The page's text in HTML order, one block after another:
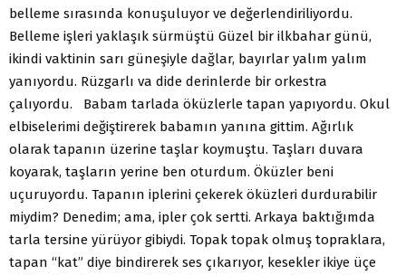
belleme sırasında konuşuluyor ve değerlendiriliyordu.
Belleme işleri yaklaşık sürmüştü Güzel bir ilkbahar günü,
ikindi vaktinin sarı güneşiyle dağlar, bayırlar yalım yalım
yanıyordu. Rüzgarlı va dide derinlerde bir orkestra
çalıyordu. Babam tarlada öküzlerle tapan yapıyordu. Okul
elbiselerimi değiştirerek babamın yanına gittim. Ağırlık
olarak tapanın üzerine taşlar koymuştu. Taşları duvara
koyarak, taşların yerine ben oturdum. Öküzler beni
uçuruyordu. Tapanın iplerini çekerek öküzleri durdurabilir
miydim? Denedim; ama, ipler çok sertti. Arkaya baktığımda
tarla tersine yürüyor gibiydi. Topak topak olmuş topraklara,
tapan “kat” diye bindirerek ses çıkarıyor, kesekler ikiye üçe